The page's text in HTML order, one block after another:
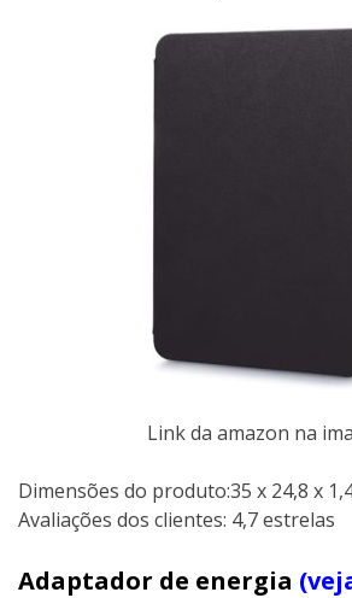
Link da amazon na
Dimensões do produto:35 x 24,8 x
Avaliações dos clientes: 4,7 estrelas
Adaptador de energia